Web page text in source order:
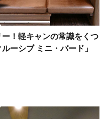
！軽キャンの常識をくつ
ーシブ ミニ・バード」